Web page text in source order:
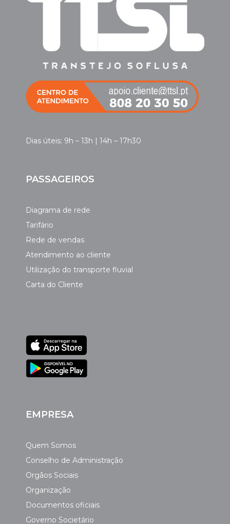
Dias úteis: 9h – 13h | 14h – 17h30
PASSAGEIROS
Diagrama de rede
Tarifário
Rede de vendas
Atendimento ao cliente
Utilização do transporte fluvial
Carta do Cliente
EMPRESA
Quem Somos
Conselho de Administração
Orgãos Sociais
Organização
Documentos oficiais
Governo Societário